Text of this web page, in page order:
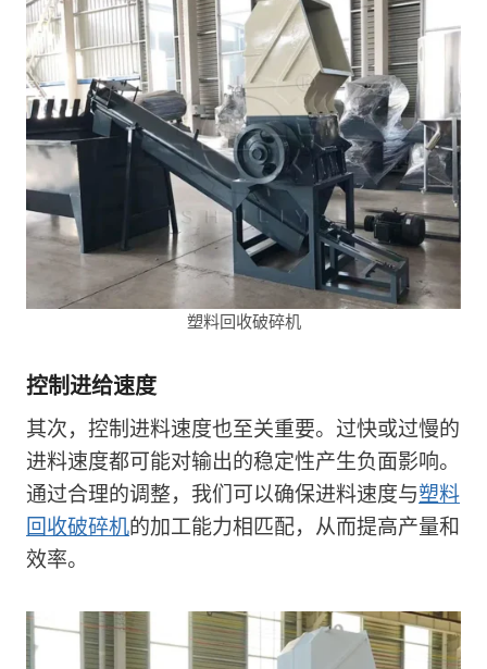
塑料回收破碎机
控制进给速度
其次，控制进料速度也至关重要。过快或过慢的
进料速度都可能对输出的稳定性产生负面影响。
通过合理的调整，我们可以确保进料速度与塑料
回收破碎机的加工能力相匹配，从而提高产量和
效率。